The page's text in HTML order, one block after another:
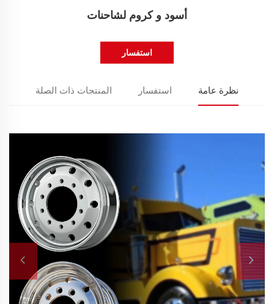
أسود و كروم لشاحنات
استفسار
نظرة عامة استفسار المنتجات ذات الصلة